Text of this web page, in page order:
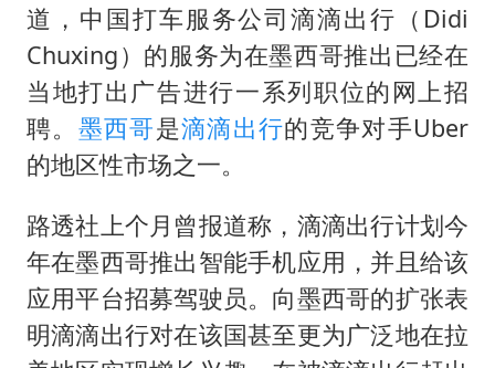
几元成本的AI广告导致千万市值蒸发
老挝国会主席赛宋蓬逝世
白海豚将正面袭击贯穿浙江
酒店回应车内过夜被收150元
道，中国打车服务公司滴滴出行（Didi
Chuxing）的服务为在墨西哥推出已经在
当地打出广告进行一系列职位的网上招
聘。 墨西哥是滴滴出行的竞争对手Uber
的地区性市场之一。
路透社上个月曾报道称，滴滴出行计划今
年在墨西哥推出智能手机应用，并且给该
应用平台招募驾驶员。向墨西哥的扩张表
明滴滴出行对在该国甚至更为广泛地在拉